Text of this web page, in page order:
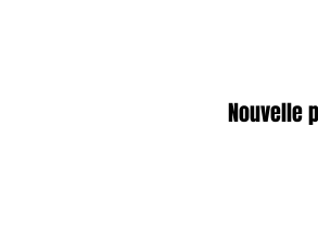
Nouvelle